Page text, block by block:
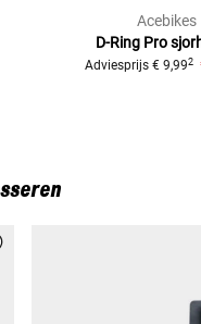
Acebikes
D-Ring Pro
Adviesprijs € 9,992